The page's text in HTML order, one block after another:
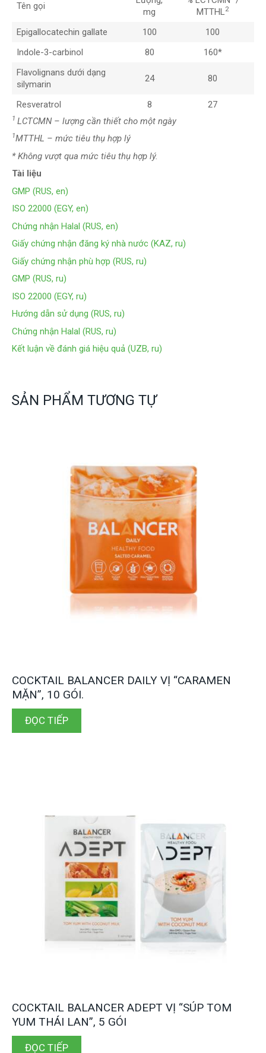
Tên gọi
mg
MTTHL 2
Epigallocatechin gallate 100
100
Indole-3-carbinol
80
160*
Flavolignans dưới dạng
silymarin
24 80
Resveratrol 8 27
1 LCTCMN – lượng cần thiết cho một ngày
1MTTHL – mức tiêu thụ hợp lý
* Không vượt qua mức tiêu thụ hợp lý.
Tài liệu
GMP (RUS, en)
ISO 22000 (EGY, en)
Chứng nhận Halal (RUS, en)
Giấy chứng nhận đăng ký nhà nước (KAZ, ru)
Giấy chứng nhận phù hợp (RUS, ru)
GMP (RUS, ru)
ISO 22000 (EGY, ru)
Hướng dẫn sử dụng (RUS, ru)
Chứng nhận Halal (RUS, ru)
Kết luận về đánh giá hiệu quả (UZB, ru)
SẢN PHẨM TƯƠNG TỰ
COCKTAIL BALANCER DAILY VỊ “CARAMEN
MẶN”, 10 GÓI.
ĐỌC TIẾP
COCKTAIL BALANCER ADEPT VỊ “SÚP TOM
YUM THÁI LAN”, 5 GÓI
ĐỌC TIẾP